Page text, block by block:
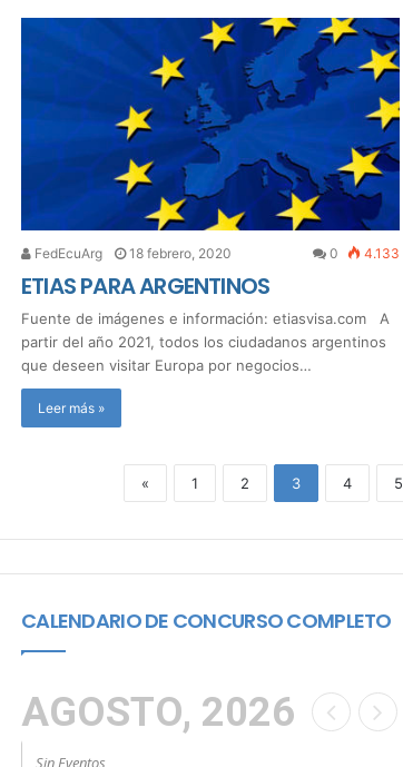
FedEcuArg 18 febrero, 2020 0 4.133
ETIAS PARA ARGENTINOS
Fuente de imágenes e información: etiasvisa.com A
partir del año 2021, todos los ciudadanos argentinos
que deseen visitar Europa por negocios…
Leer más »
« 1 2 3 4 5
CALENDARIO DE CONCURSO COMPLETO
AGOSTO, 2026
Sin Eventos